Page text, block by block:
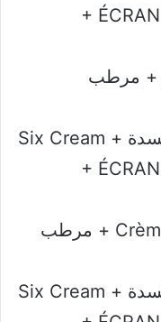
+
+ مرطب
صباحًا: سيروم مضاد أكسدة + Six Cream
+
صباحًا: سيروم مضاد أكسدة + Six Cream